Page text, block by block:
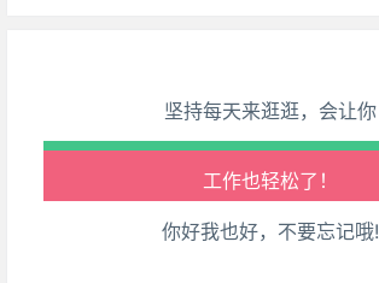
坚持每天来逛逛，会让你
腿也不痛了！
腰也不酸了！
工作也轻松了！
你好我也好，不要忘记哦!